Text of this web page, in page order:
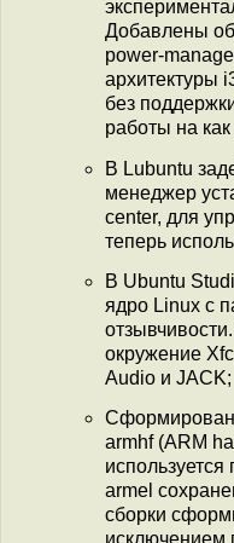
Добавлены
power-
архитектуры
без
работы на
В Lubuntu
менеджер
center, для
теперь
В Ubuntu
ядро Linux с
окружение
Audio и JACK;
armhf (ARM
armel
сборки